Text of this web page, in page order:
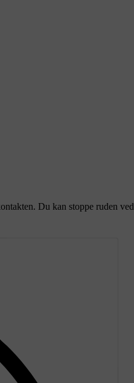
Du kan stoppe ruden ved